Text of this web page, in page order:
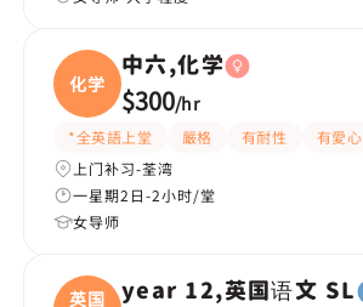
化学
中六,化学
$300/hr
*全英語上堂 嚴格 有耐性 有愛心
上门补习-荃湾
一星期2日-2小时/堂
女导师
英国
year 12,英国语文 SL